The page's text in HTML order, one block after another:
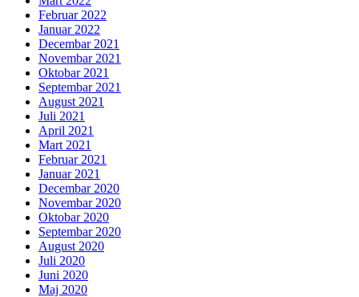
Februar 2022
Januar 2022
Decembar 2021
Novembar 2021
Oktobar 2021
Septembar 2021
August 2021
Juli 2021
April 2021
Mart 2021
Februar 2021
Januar 2021
Decembar 2020
Novembar 2020
Oktobar 2020
Septembar 2020
August 2020
Juli 2020
Juni 2020
Maj 2020